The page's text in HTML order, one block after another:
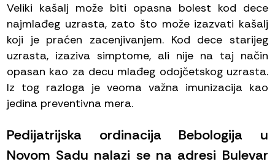
Veliki kašalj može biti opasna bolest kod dece
najmlađeg uzrasta, zato što može izazvati kašalj
koji je praćen zacenjivanjem. Kod dece starijeg
uzrasta, izaziva simptome, ali nije na taj način
opasan kao za decu mlađeg odojčetskog uzrasta.
Iz tog razloga je veoma važna imunizacija kao
jedina preventivna mera.
Pedijatrijska ordinacija Bebologija u
Novom Sadu nalazi se na adresi Bulevar